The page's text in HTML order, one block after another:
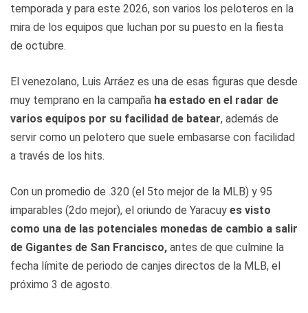
temporada y para este 2026, son varios los peloteros en la
mira de los equipos que luchan por su puesto en la fiesta
de octubre.
El venezolano, Luis Arráez es una de esas figuras que desde
muy temprano en la campaña ha estado en el radar de
varios equipos por su facilidad de batear, además de
servir como un pelotero que suele embasarse con facilidad
a través de los hits.
Con un promedio de .320 (el 5to mejor de la MLB) y 95
imparables (2do mejor), el oriundo de Yaracuy es visto
como una de las potenciales monedas de cambio a salir
de Gigantes de San Francisco, antes de que culmine la
fecha límite de periodo de canjes directos de la MLB, el
próximo 3 de agosto.